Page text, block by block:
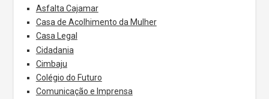
Asfalta Cajamar
Casa de Acolhimento da Mulher
Casa Legal
Cidadania
Cimbaju
Colégio do Futuro
Comunicação e Imprensa